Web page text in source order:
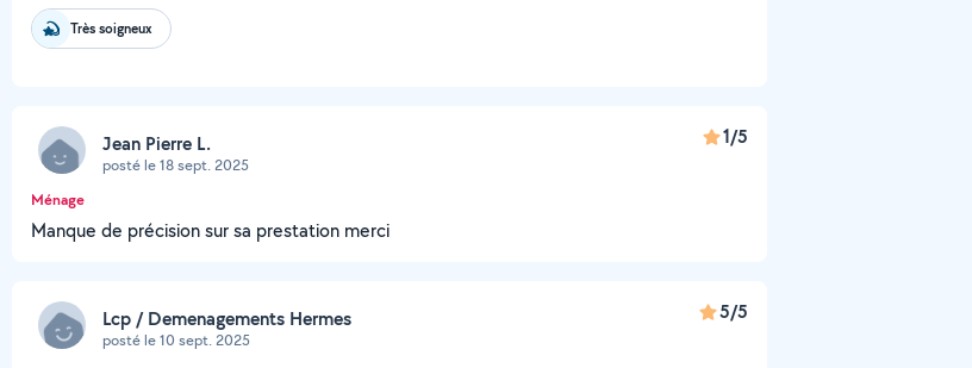
Très soigneux
Jean Pierre L.
posté le 18 sept. 2025
1/5
Ménage
Manque de précision sur sa prestation merci
Lcp / Demenagements Hermes
posté le 10 sept. 2025
5/5